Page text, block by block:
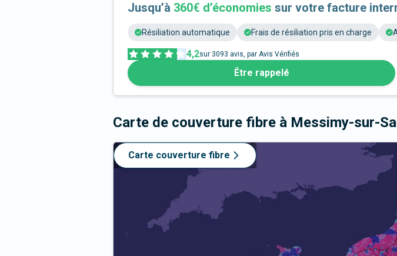
Jusqu’à 360€ d’économies sur votre facture
Résiliation automatique Frais de résiliation pris en charge
4,2sur 3093 avis, par Avis Vérifiés
Être rappelé
Carte de couverture fibre à Messimy-sur-
Carte couverture fibre